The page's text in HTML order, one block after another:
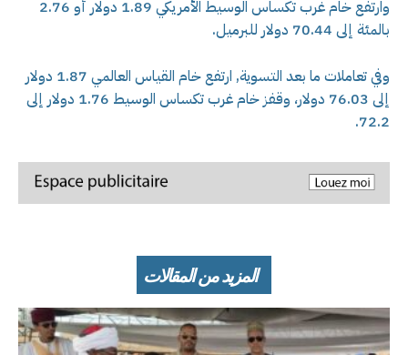
وارتفع خام غرب تكساس الوسيط الأمريكي 1.89 دولار أو 2.76
بالمئة إلى 70.44 دولار للبرميل.
وفي تعاملات ما بعد التسوية, ارتفع خام القياس العالمي 1.87 دولار
إلى 76.03 دولار، وقفز خام غرب تكساس الوسيط 1.76 دولار إلى
72.2.
المزيد من المقالات